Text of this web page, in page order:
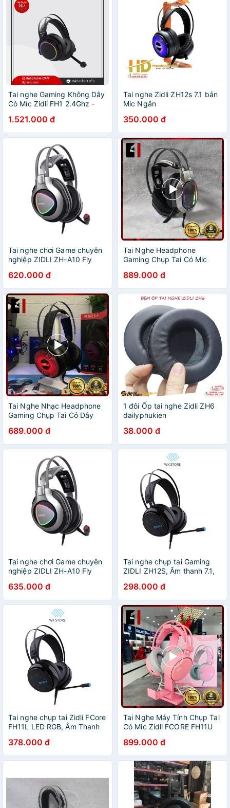
Tai nghe Gaming Không Dây
Có Míc Zidli FH1 2.4Ghz -
1.521.000 đ
Tai nghe Zidli ZH12s 7.1 bản
Mic Ngắn
350.000 đ
Tai nghe chơi Game chuyên
nghiệp ZIDLI ZH-A10 Fly
BH 12T)
620.000 đ
Tai Nghe Headphone
Gaming Chụp Tai Có Mic
Nghe Máy Tính Laptop Chơi
Game Có Dây
889.000 đ
Tai Nghe Nhạc Headphone
Gaming Chụp Tai Có Dây
Nghe Game Thủ Máy Vi Tính
Laptop Pc
689.000 đ
1 đôi Ốp tai nghe Zidli ZH6
dailyphukien
38.000 đ
Tai nghe chơi Game chuyên
nghiệp ZIDLI ZH-A10 Fly
BH 12T)
635.000 đ
Tai nghe chụp tai Gaming
ZIDLI ZH12S, Âm thanh 7.1,
298.000 đ
Tai nghe chụp tai Zidli FCore
FH11L LED RGB, Âm Thanh
378.000 đ
Tai Nghe Máy Tính Chụp Tai
Có Mic Zidli FCORE FH11U
Nghe Headphone Vi Tính
Laptop Pc Có Dây
899.000 đ